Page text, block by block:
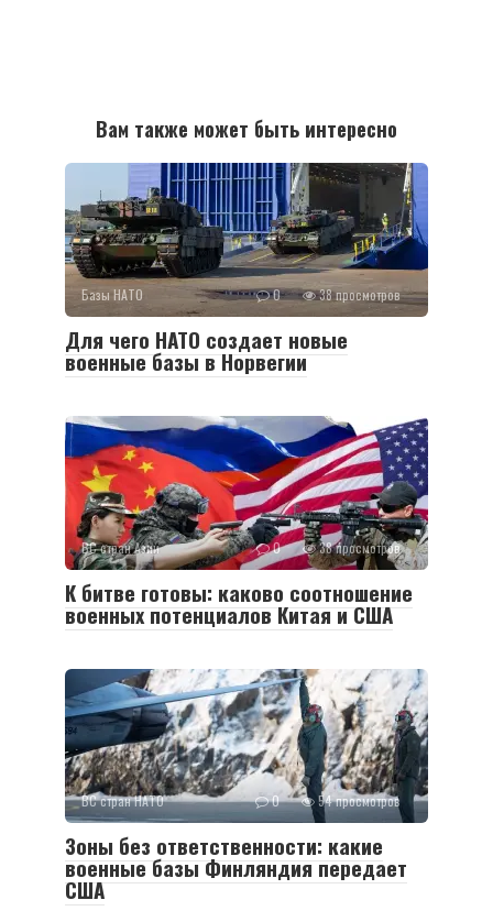
Вам также может быть интересно
Базы НАТО 0 38 просмотров
Для чего НАТО создает новые
военные базы в Норвегии
ВС стран Азии 0 38 просмотров
К битве готовы: каково соотношение
военных потенциалов Китая и США
ВС стран НАТО 0 54 просмотров
Зоны без ответственности: какие
военные базы Финляндия передает
США